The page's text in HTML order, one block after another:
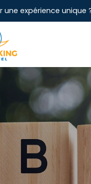
une expérience unique